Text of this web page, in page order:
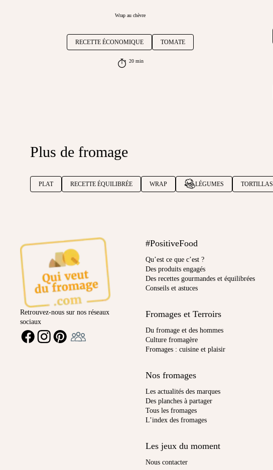
Wrap au chèvre
RECETTE ÉCONOMIQUE TOMATE
20 min
Plus de fromage
PLAT RECETTE ÉQUILIBRÉE WRAP LÉGUMES TORTILLAS
Retrouvez-nous sur nos réseaux
sociaux
FACEBOOKINSTAGRAMPINTEREST
#PositiveFood
Qu’est ce que c’est ?
Des produits engagés
Des recettes gourmandes et équilibrées
Conseils et astuces
Fromages et Terroirs
Du fromage et des hommes
Culture fromagère
Fromages : cuisine et plaisir
Nos fromages
Les actualités des marques
Des planches à partager
Tous les fromages
L’index des fromages
Les jeux du moment
Nous contacter